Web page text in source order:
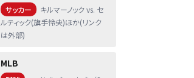
サッカー
キルマーノック vs. セ
ルティック(旗手怜央)ほか(リンク
は外部)
MLB